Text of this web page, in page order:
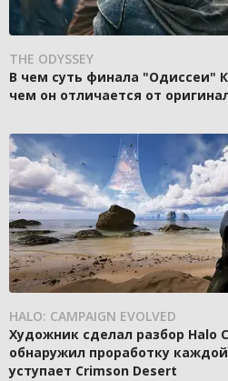
THE ODYSSEY
В чем суть финала "Одиссеи"
чем он отличается от
HALO: CAMPAIGN EVOLVED
Художник сделал разбор Halo
обнаружил проработку
уступает Crimson Desert